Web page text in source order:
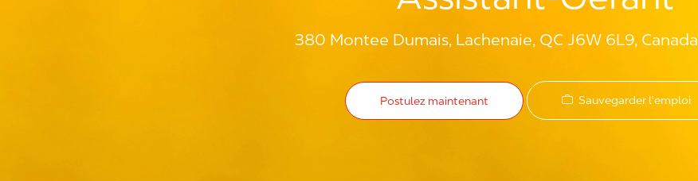
380 Montee Dumais, Lachenaie, QC J6W 6L9, Canada
Postulez maintenant Sauvegarder l'emploi